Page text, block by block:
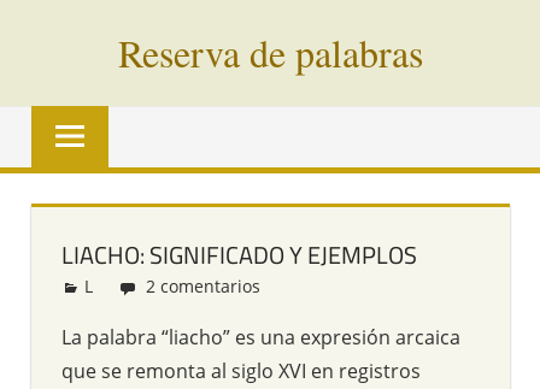
Reserva de palabras
Palabras
vías
todo
mundo
LIACHO: SIGNIFICADO Y EJEMPLOS
Redacción
L 2 comentarios
La palabra “liacho” es una expresión arcaica
que se remonta al siglo XVI en registros